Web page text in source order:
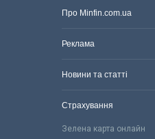
Про Minfin.com.ua
Реклама
Новини та статті
Страхування
Зелена карта онлайн